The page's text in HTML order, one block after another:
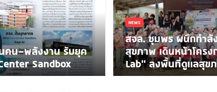
คน-พลังงาน รับยุค
Sandbox
NEWS
สจล. ชุมพร ผนึกกำลั
สุขภาพ เดินหน้าโครง
Lab” ลงพื้นที่ดูแลสุข